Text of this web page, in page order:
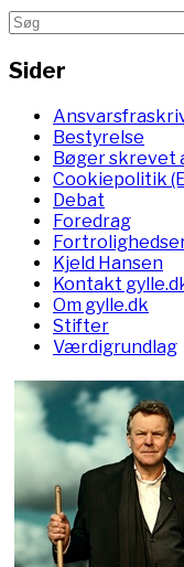
Sider
Bestyrelse
Bøger skrevet
Cookiepolitik
Debat
Foredrag
Kjeld Hansen
Kontakt
Om gylle.dk
Stifter
Værdigrundlag